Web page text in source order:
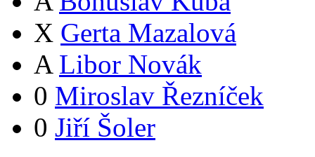
X Gerta Mazalová
A Libor Novák
0 Miroslav Řezníček
0 Jiří Šoler